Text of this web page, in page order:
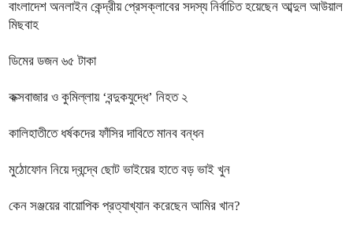
বাংলাদেশ অনলাইন কেন্দ্রীয় প্রেসক্লাবের সদস্য নির্বাচিত হয়েছেন আব্দুল আউয়াল
মিছবাহ
ডিমের ডজন ৬৫ টাকা
কক্সবাজার ও কুমিল্লায় ‘বন্দুকযুদ্ধে’ নিহত ২
কালিহাতীতে ধর্ষকদের ফাঁসির দাবিতে মানব বন্ধন
মুঠোফোন নিয়ে দ্বন্দ্বে ছোট ভাইয়ের হাতে বড় ভাই খুন
কেন সঞ্জয়ের বায়োপিক প্রত্যাখ্যান করেছেন আমির খান?